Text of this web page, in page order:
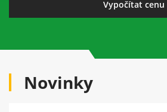
Novinky